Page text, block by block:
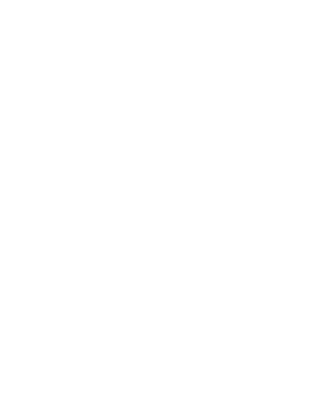
研の子育て応援サイト「こ
喜彰院長監修の記事（こど
ップされました！
どもクリニック」の新た
４月１０日発売「子供の科